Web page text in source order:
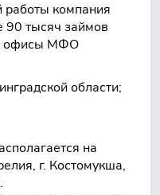
работы компания
90 тысяч займов
офисы МФО
области;
на
г. Костомукша,